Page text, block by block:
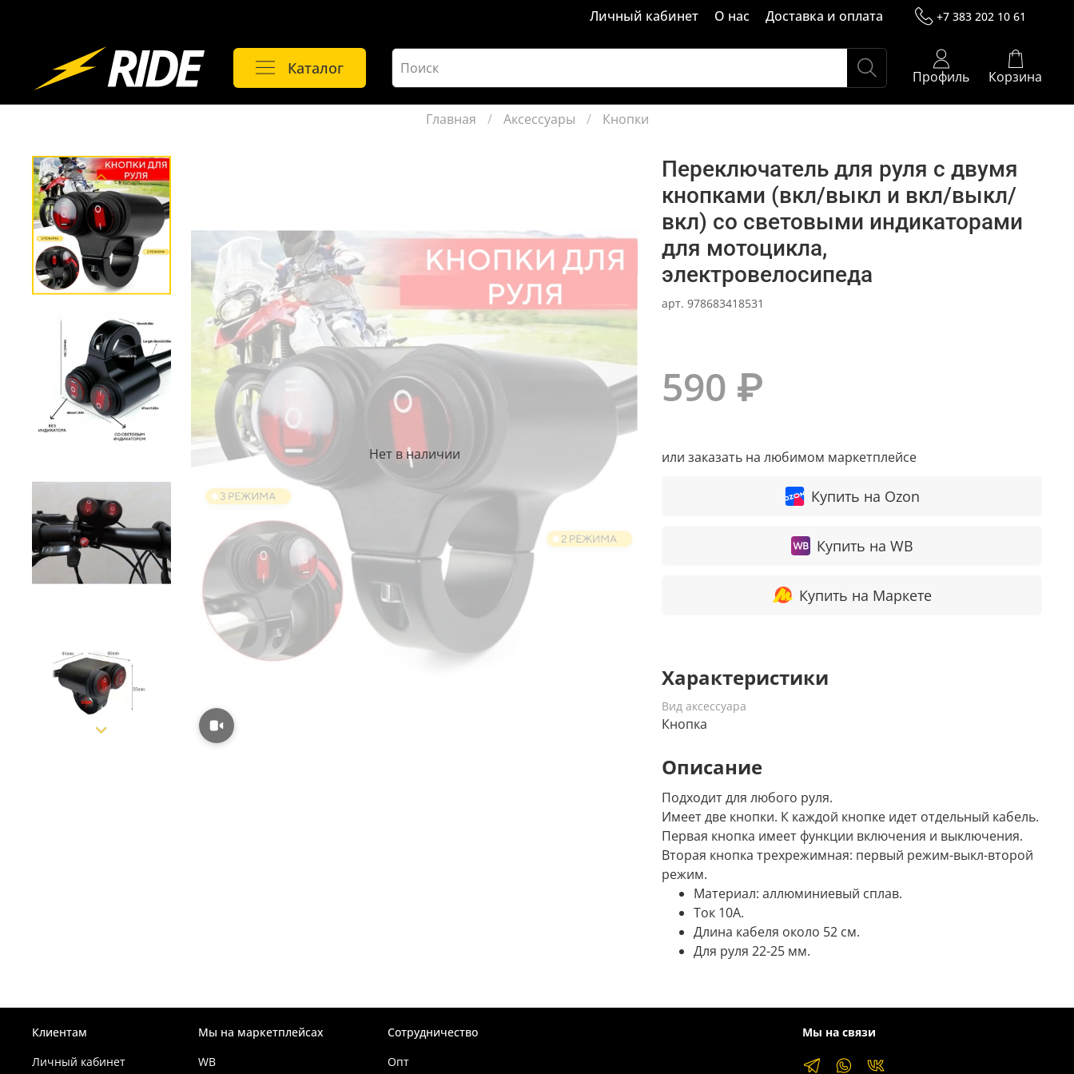
Личный кабинет О нас Доставка и оплата +7 383 202 10 61
Каталог Профиль Корзина
Главная Аксессуары Кнопки
Нет в наличии
арт.978683418531
Переключатель для руля с двумя
кнопками (вкл/выкл и вкл/выкл/
вкл) со световыми индикаторами
для мотоцикла,
электровелосипеда
590 ₽
или заказать на любимом маркетплейсе
Купить на Ozon
Купить на WB
Купить на Маркете
Характеристики
Вид аксессуара
Кнопка
Описание
Подходит для любого руля.
Имеет две кнопки. К каждой кнопке идет отдельный кабель.
Первая кнопка имеет функции включения и выключения.
Вторая кнопка трехрежимная: первый режим-выкл-второй
режим.
Материал: аллюминиевый сплав.
Ток 10А.
Длина кабеля около 52 см.
Для руля 22-25 мм.
Клиентам
Личный кабинет
Мы на маркетплейсах
WB
Сотрудничество
Опт
Мы на связи